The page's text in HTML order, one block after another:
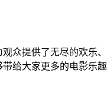
众提供了无尽的欢乐、
给大家更多的电影乐趣